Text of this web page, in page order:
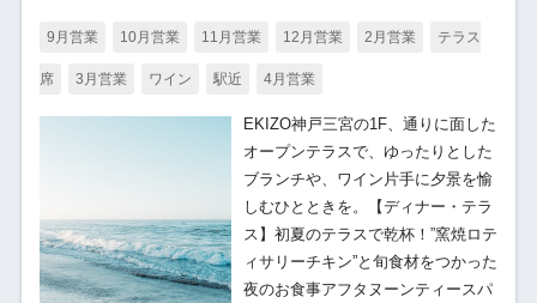
9月営業 10月営業 11月営業 12月営業 2月営業 テラス
席 3月営業 ワイン 駅近 4月営業
EKIZO神戸三宮の1F、通りに面した
オープンテラスで、ゆったりとした
ブランチや、ワイン片手に夕景を愉
しむひとときを。【ディナー・テラ
ス】初夏のテラスで乾杯！”窯焼ロテ
ィサリーチキン”と旬食材をつかった
夜のお食事アフタヌーンティースパ